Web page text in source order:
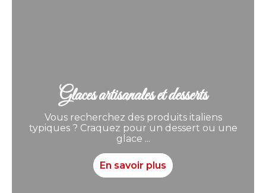
Glaces artisanales et desserts
Vous recherchez des produits italiens
typiques ? Craquez pour un dessert ou une
glace ...
En savoir plus